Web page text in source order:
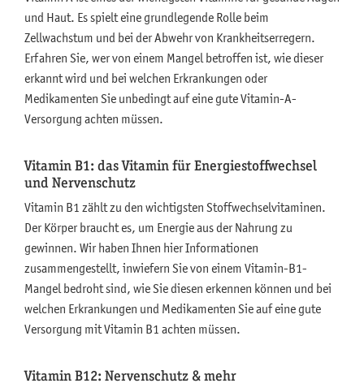
und Haut. Es spielt eine grundlegende Rolle beim
Zellwachstum und bei der Abwehr von Krankheitserregern.
Erfahren Sie, wer von einem Mangel betroffen ist, wie dieser
erkannt wird und bei welchen Erkrankungen oder
Medikamenten Sie unbedingt auf eine gute Vitamin-A-
Versorgung achten müssen.
Vitamin B1: das Vitamin für Energiestoffwechsel
und Nervenschutz
Vitamin B1 zählt zu den wichtigsten Stoffwechselvitaminen.
Der Körper braucht es, um Energie aus der Nahrung zu
gewinnen. Wir haben Ihnen hier Informationen
zusammengestellt, inwiefern Sie von einem Vitamin-B1-
Mangel bedroht sind, wie Sie diesen erkennen können und bei
welchen Erkrankungen und Medikamenten Sie auf eine gute
Versorgung mit Vitamin B1 achten müssen.
Vitamin B12: Nervenschutz & mehr